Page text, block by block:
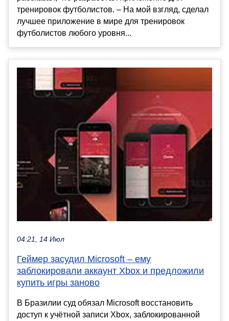
тренировок футболистов. – На мой взгляд, сделал
лучшее приложение в мире для тренировок
футболистов любого уровня...
04:21, 14 Июл
Геймер засудил Microsoft – ему
заблокировали аккаунт Xbox и предложили
купить игры заново
В Бразилии суд обязал Microsoft восстановить
доступ к учётной записи Xbox, заблокированной